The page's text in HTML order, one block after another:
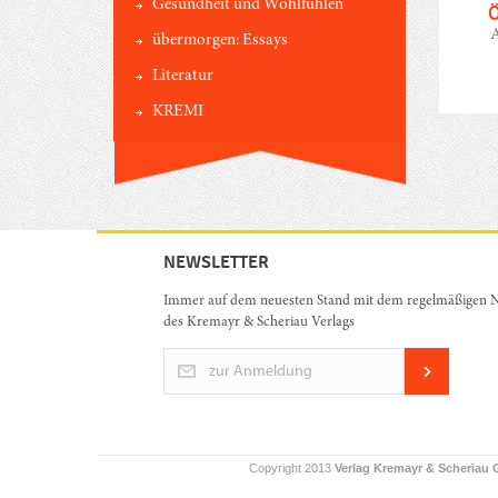
Gesundheit und Wohlfühlen
übermorgen: Essays
Literatur
KREMI
NEWSLETTER
Immer auf dem neuesten Stand mit dem regelmäßigen
des Kremayr & Scheriau Verlags
zur Anmeldung
Copyright 2013 Verlag Kremayr & Scheriau